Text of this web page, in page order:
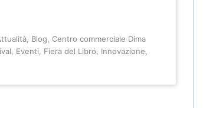
Blog ,Centro commerciale Dima
Eventi Fiera del Libro Innovazione